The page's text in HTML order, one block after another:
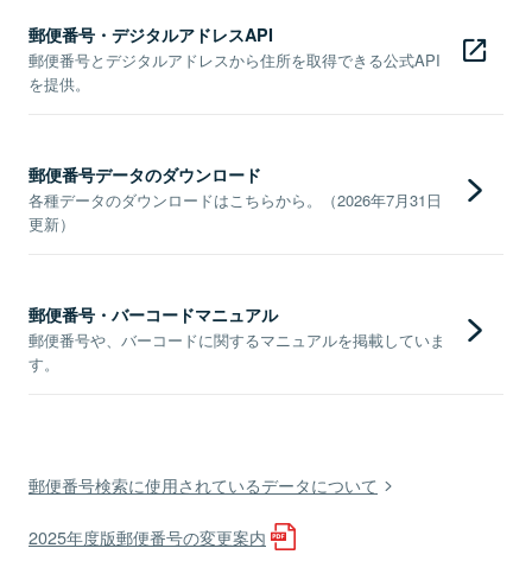
郵便番号・デジタルアドレスAPI
郵便番号とデジタルアドレスから住所を取得できる公式API
を提供。
郵便番号データのダウンロード
各種データのダウンロードはこちらから。（2026年7月31日
更新）
郵便番号・バーコードマニュアル
郵便番号や、バーコードに関するマニュアルを掲載していま
す。
郵便番号検索に使用されているデータについて
2025年度版郵便番号の変更案内